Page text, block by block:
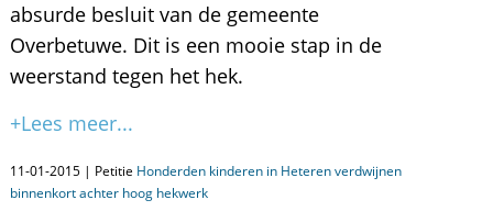
absurde besluit van de gemeente
Overbetuwe. Dit is een mooie stap in de
weerstand tegen het hek.
+Lees meer...
11-01-2015 | Petitie Honderden kinderen in Heteren verdwijnen
binnenkort achter hoog hekwerk